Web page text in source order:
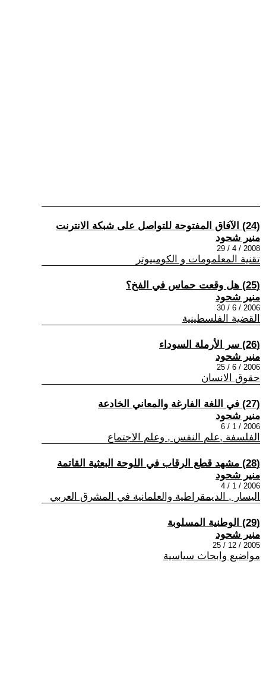
(24) الآفاق المفتوحة للتواصل على شبكة الانترنت
منير شحود
2008 / 4 / 29
تقنية المعلمومات و الكومبيوتر
(25) هل وقعت حماس في الفخ؟
منير شحود
2006 / 6 / 30
القضية الفلسطينية
(26) سر الأرملة السوداء
منير شحود
2006 / 6 / 25
حقوق الانسان
(27) في اللغة الفارغة والمعاني الخادعة
منير شحود
2006 / 1 / 6
الفلسفة ,علم النفس , وعلم الاجتماع
(28) مشهد قطع الرقاب في اللوحة البعثية القاتمة
منير شحود
2006 / 1 / 4
اليسار , الديمقراطية والعلمانية في المشرق العربي
(29) الوطنية المسلوبة
منير شحود
2005 / 12 / 25
مواضيع وابحاث سياسية